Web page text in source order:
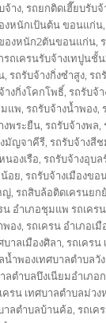
จ้าง,รถยกติดเฮี๊ยบรับจ้
งหนักเป้นต้น ขอนแก่น
องหนัก2ตันขอนแก่น,
รถเครนรับจ้างเทปูนชั้
,รถรับจ้างกิ่งซำสูง,รถ
างกิ่งโคกโพธิ์,รถรับจ้
มแพ,รถรับจ้างน้ำพอง,
งพระยืน,รถรับจ้างพล,
มัญจาคีรี,รถรับจ้างสี
นองเรือ,รถรับจ้างอุบ
น้อย,รถรับจ้างเมืองขอ
ญ่,รถสิบล้อติดเครนยก
น อำเภอชุมแพ รถเคร
พอง,รถเครน อำเภอเ
าลเมืองศิลา,รถเครน
น้ำพองเทศบาลตำบลวั
ลตำบลบึงเนียมอำเภอ
ครน เทศบาลตำบลม่วง
าลตำบลบ้านค้อ,รถเค